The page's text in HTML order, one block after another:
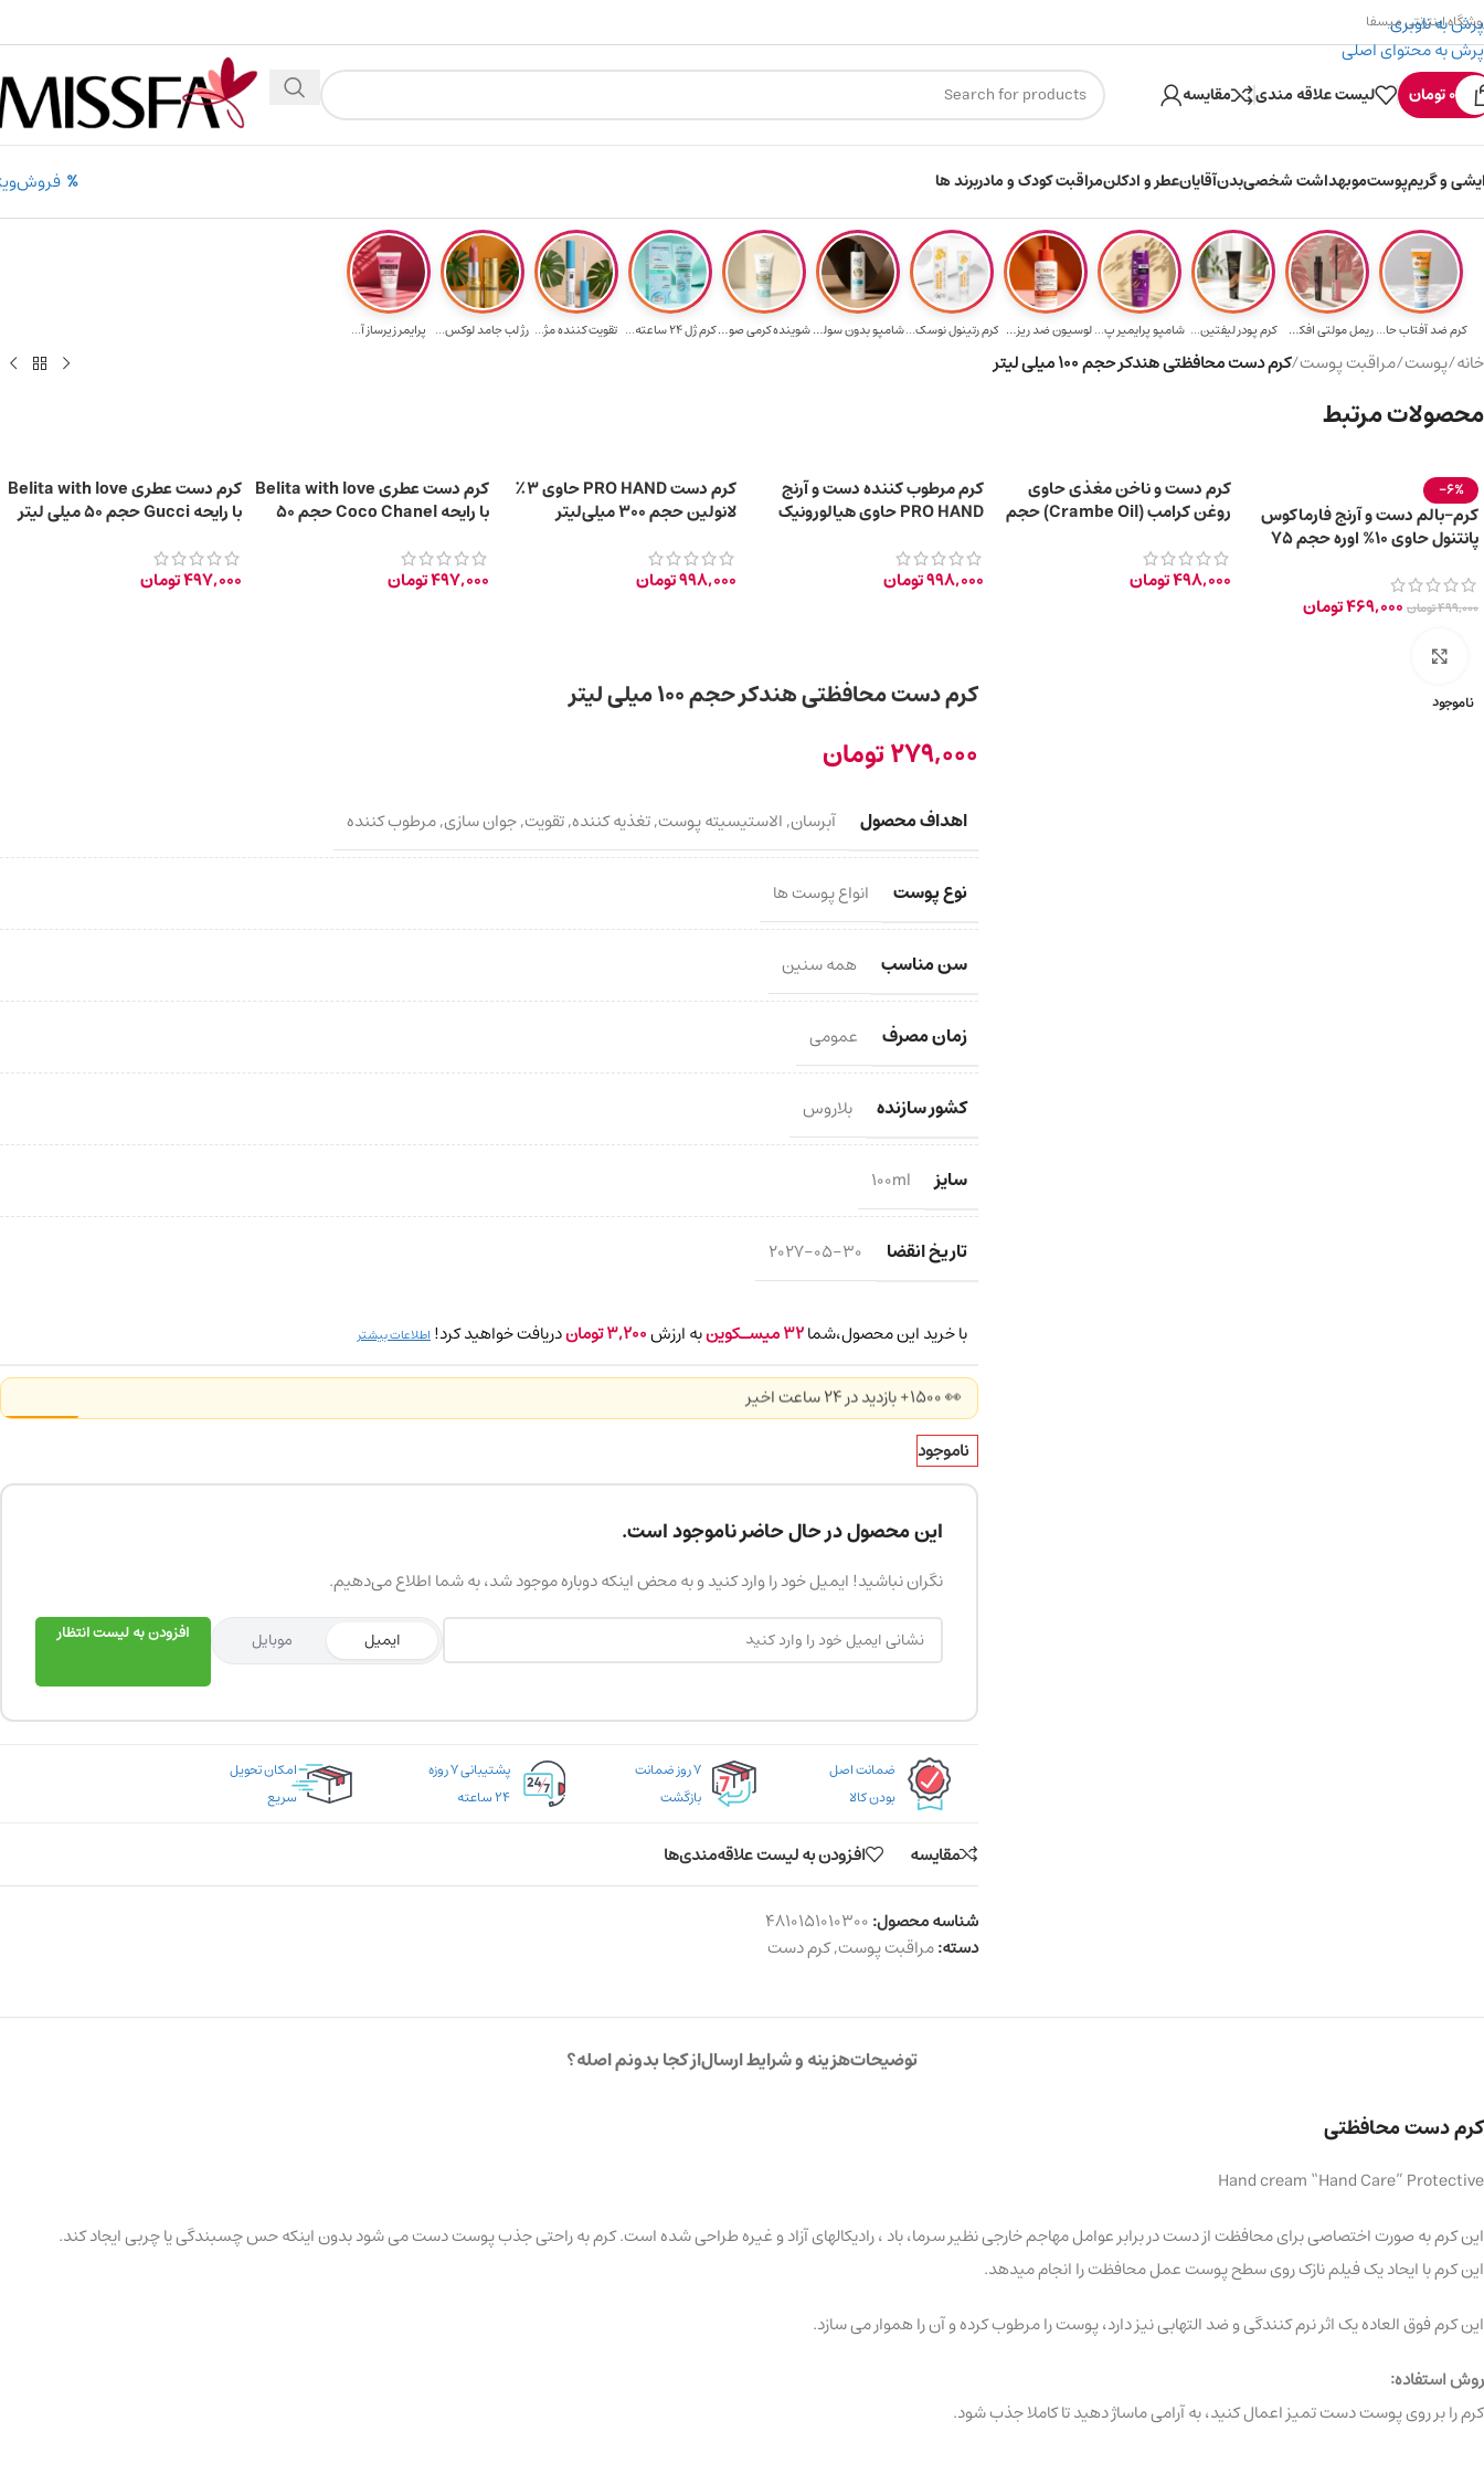
پرش به ناوبری
پرش به محتوای اصلی
۲٪ تخفیف روی سبد خرید برای روش کارت به کارت هدیه برای خرید های بالای ۵ میلیون تومن ارسال رایگان برای خرید ۳.۵ میلیون به یالا ۳۰۰ میسکوین (۳۰ هزار تومن) هدیه خرید اول
اینترنتی میسفا
0تومان لیست علاقه مندی مقایسه
و گریمپوستموبهداشت شخصیبدنآقایانعطر و ادکلنمراقبت کودک و مادربرند ها
کرم ضد آفتاب حا... ریمل مولتی افکت... کرم پودر لیفتین... شامپو پرایمیر پ... لوسیون ضد ریزش ... کرم رتینول نوسک... شامپو بدون سولف... شوینده کرمی صور...کرم ژل ۲۴ ساعته... تقویت‌ کننده مژ... رژ لب جامد لوکس... پرایمر زیرساز آ...
خانه/پوست/مراقبت پوست/کرم دست محافظتی هندکر حجم ۱۰۰ میلی لیتر
محصولات مرتبط
-6%
کرم-بالم دست و آرنج فارماکوس
پانتنول حاوی 10% اوره حجم 75
499,000تومان 469,000تومان
کرم دست و ناخن مغذی حاوی
روغن کرامب (Crambe Oil) حجم
498,000تومان
کرم مرطوب کننده دست و آرنج
PRO HAND حاوی هیالورونیک
998,000تومان
کرم دست PRO HAND حاوی ۳٪
لانولین حجم 300 میلی‌لیتر
998,000تومان
کرم دست عطری Belita with love
با رایحه Coco Chanel حجم 50
497,000تومان
کرم دست عطری Belita with love
با رایحه Gucci حجم 50 میلی‌ لیتر
497,000تومان
ناموجود کرم دست محافظتی هندکر حجم ۱۰۰ میلی لیتر
279,000تومان
اهداف محصول آبرسان,الاستیسیته پوست,تغذیه کننده,تقویت,جوان سازی,مرطوب کننده
نوع پوست انواع پوست ها
سن مناسب همه سنین
زمان مصرف عمومی
کشور سازنده بلاروس
سایز 100ml
تاریخ انقضا 2027-05-30
با خرید این محصول،شما32میسـکوینبه ارزش3,200توماندریافت خواهید کرد! اطلاعات بیشتر
👀 1500+ بازدید در ۲۴ ساعت اخیر
ناموجود
این محصول در حال حاضر ناموجود است.
نگران نباشید! ایمیل خود را وارد کنید و به محض اینکه دوباره موجود شد، به شما اطلاع می‌دهیم.
ایمیل موبایل افزودن به لیست انتظار
ضمانت اصل
بودن کالا
۷ روز ضمانت
بازگشت
پشتیبانی ۷ روزه
۲۴ ساعته
امکان تحویل
سریع
مقایسه افزودن به لیست علاقه‌مندی‌ها
شناسه محصول:4810151010300
دسته:مراقبت پوست,کرم دست
توضیحاتهزینه و شرایط ارسالاز کجا بدونم اصله؟
کرم دست محافظتی
Hand cream “Hand Care” Protective
این کرم به صورت اختصاصی برای محافظت از دست در برابر عوامل مهاجم خارجی نظیر سرما، باد ، رادیکالهای آزاد و غیره طراحی شده است. کرم به راحتی جذب پوست دست می شود بدون اینکه حس چسبندگی یا چربی ایجاد کند.
این کرم با ایحاد یک فیلم نازک روی سطح پوست عمل محافظت را انجام میدهد.
این کرم فوق العاده یک اثر نرم کنندگی و ضد التهابی نیز دارد، پوست را مرطوب کرده و آن را هموار می سازد.
روش استفاده:
کرم را بر روی پوست دست تمیز اعمال کنید، به آرامی ماساژ دهید تا کاملا جذب شود.